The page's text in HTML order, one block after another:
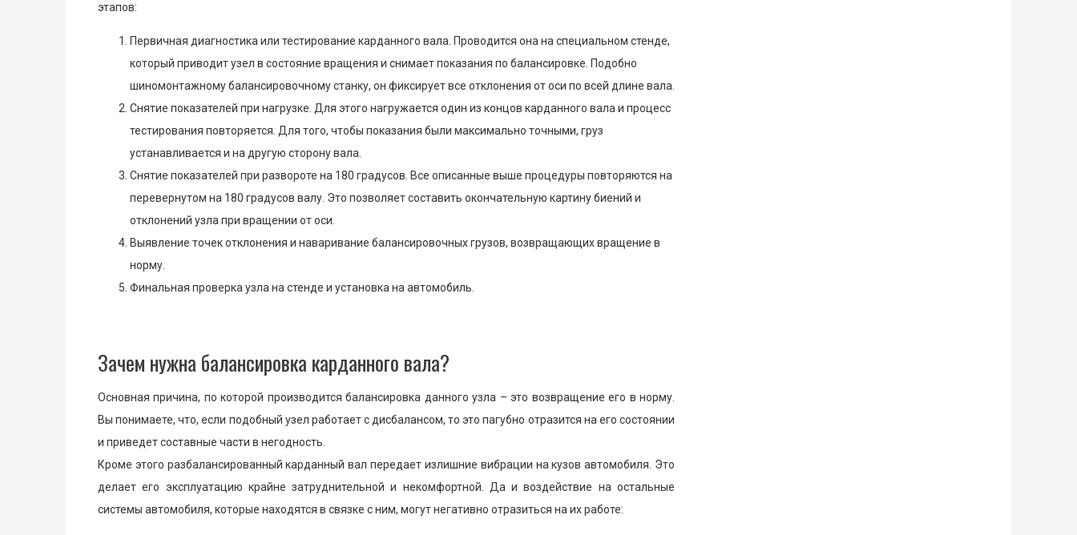
этапов:
Первичная диагностика или тестирование карданного вала. Проводится она на специальном стенде,
который приводит узел в состояние вращения и снимает показания по балансировке. Подобно
шиномонтажному балансировочному станку, он фиксирует все отклонения от оси по всей длине вала.
Снятие показателей при нагрузке. Для этого нагружается один из концов карданного вала и процесс
тестирования повторяется. Для того, чтобы показания были максимально точными, груз
устанавливается и на другую сторону вала.
Снятие показателей при развороте на 180 градусов. Все описанные выше процедуры повторяются на
перевернутом на 180 градусов валу. Это позволяет составить окончательную картину биений и
отклонений узла при вращении от оси.
Выявление точек отклонения и наваривание балансировочных грузов, возвращающих вращение в
норму.
Финальная проверка узла на стенде и установка на автомобиль.
Зачем нужна балансировка карданного вала?
Основная причина, по которой производится балансировка данного узла – это возвращение его в норму.
Вы понимаете, что, если подобный узел работает с дисбалансом, то это пагубно отразится на его состоянии
и приведет составные части в негодность.
Кроме этого разбалансированный карданный вал передает излишние вибрации на кузов автомобиля. Это
делает его эксплуатацию крайне затруднительной и некомфортной. Да и воздействие на остальные
системы автомобиля, которые находятся в связке с ним, могут негативно отразиться на их работе: